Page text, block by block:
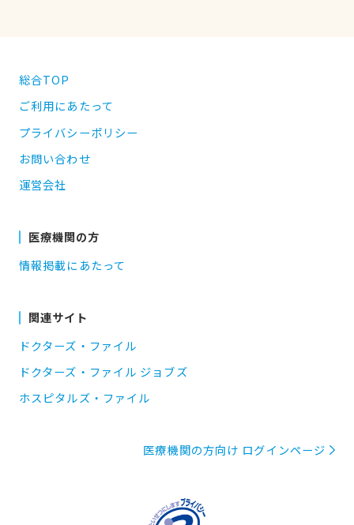
総合TOP
ご利用にあたって
プライバシーポリシー
お問い合わせ
運営会社
医療機関の方
情報掲載にあたって
関連サイト
ドクターズ・ファイル
ドクターズ・ファイル ジョブズ
ホスピタルズ・ファイル
医療機関の方向け ログインページ